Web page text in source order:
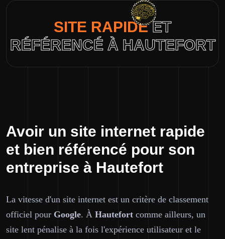
SITE RAPIDEET
RÉFÉRENCÉ À HAUTEFORT
Avoir un site internet rapide
et bien référencé pour son
entreprise à Hautefort
La vitesse d'un site internet est un critère de classement
officiel pour Google. À Hautefort comme ailleurs, un
site lent pénalise à la fois l'expérience utilisateur et le